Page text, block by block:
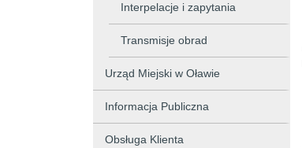
Interpelacje i zapytania
Transmisje obrad
Urząd Miejski w Oławie
Informacja Publiczna
Obsługa Klienta